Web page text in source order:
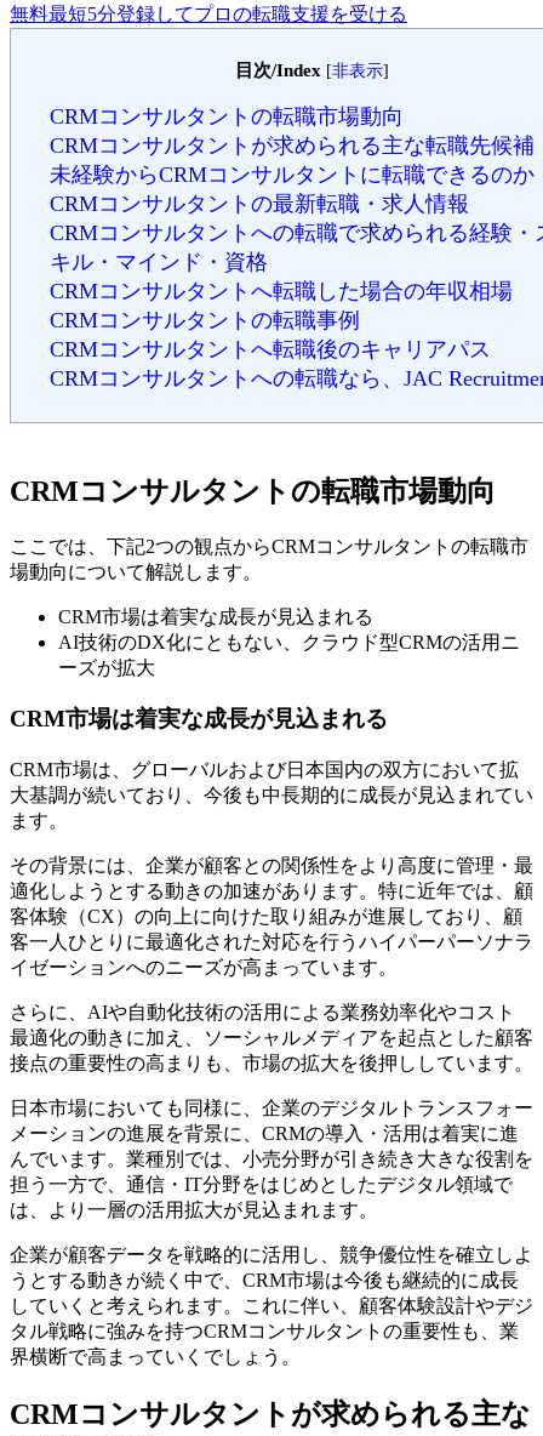
無料最短5分登録してプロの転職支援を受ける
目次/Index [非表示]
CRMコンサルタントの転職市場動向
CRMコンサルタントが求められる主な転職先候補
未経験からCRMコンサルタントに転職できるのか
CRMコンサルタントの最新転職・求人情報
CRMコンサルタントへの転職で求められる経験・
キル・マインド・資格
CRMコンサルタントへ転職した場合の年収相場
CRMコンサルタントの転職事例
CRMコンサルタントへ転職後のキャリアパス
CRMコンサルタントへの転職なら、JAC
CRMコンサルタントの転職市場動向
ここでは、下記2つの観点からCRMコンサルタントの転職市
場動向について解説します。
CRM市場は着実な成長が見込まれる
AI技術のDX化にともない、クラウド型CRMの活用ニ
ーズが拡大
CRM市場は着実な成長が見込まれる
CRM市場は、グローバルおよび日本国内の双方において拡
大基調が続いており、今後も中長期的に成長が見込まれてい
ます。
その背景には、企業が顧客との関係性をより高度に管理・最
適化しようとする動きの加速があります。特に近年では、顧
客体験（CX）の向上に向けた取り組みが進展しており、顧
客一人ひとりに最適化された対応を行うハイパーパーソナラ
イゼーションへのニーズが高まっています。
さらに、AIや自動化技術の活用による業務効率化やコスト
最適化の動きに加え、ソーシャルメディアを起点とした顧客
接点の重要性の高まりも、市場の拡大を後押ししています。
日本市場においても同様に、企業のデジタルトランスフォー
メーションの進展を背景に、CRMの導入・活用は着実に進
んでいます。業種別では、小売分野が引き続き大きな役割を
担う一方で、通信・IT分野をはじめとしたデジタル領域で
は、より一層の活用拡大が見込まれます。
企業が顧客データを戦略的に活用し、競争優位性を確立しよ
うとする動きが続く中で、CRM市場は今後も継続的に成長
していくと考えられます。これに伴い、顧客体験設計やデジ
タル戦略に強みを持つCRMコンサルタントの重要性も、業
界横断で高まっていくでしょう。
CRMコンサルタントが求められる主な